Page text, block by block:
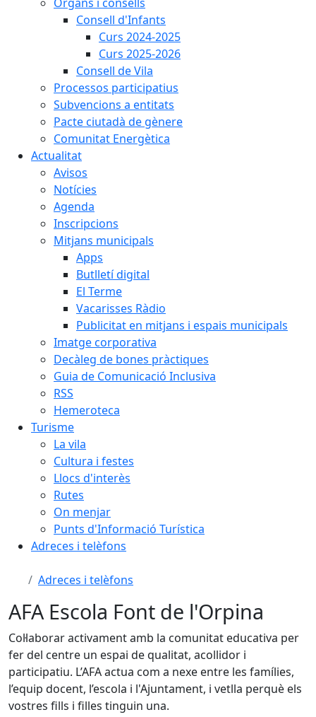
Consell d'Infants
Curs 2024-2025
Curs 2025-2026
Consell de Vila
Processos participatius
Subvencions a entitats
Pacte ciutadà de gènere
Comunitat Energètica
Actualitat
Avisos
Notícies
Agenda
Inscripcions
Mitjans municipals
Apps
Butlletí digital
El Terme
Vacarisses Ràdio
Publicitat en mitjans i espais municipals
Imatge corporativa
Decàleg de bones pràctiques
Guia de Comunicació Inclusiva
RSS
Hemeroteca
Turisme
La vila
Cultura i festes
Llocs d'interès
Rutes
On menjar
Punts d'Informació Turística
Adreces i telèfons
Adreces i telèfons
AFA Escola Font de l'Orpina
Col·laborar activament amb la comunitat educativa per
fer del centre un espai de qualitat, acollidor i
participatiu. L’AFA actua com a nexe entre les famílies,
l’equip docent, l’escola i l'Ajuntament, i vetlla perquè els
vostres fills i filles tinguin una.